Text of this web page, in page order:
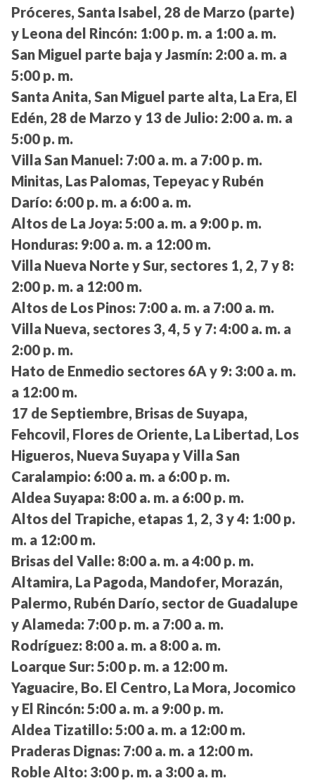
Próceres, Santa Isabel, 28 de Marzo (parte)
y Leona del Rincón: 1:00 p. m. a 1:00 a. m.
San Miguel parte baja y Jasmín: 2:00 a. m. a
5:00 p. m.
Santa Anita, San Miguel parte alta, La Era, El
Edén, 28 de Marzo y 13 de Julio: 2:00 a. m. a
5:00 p. m.
Villa San Manuel: 7:00 a. m. a 7:00 p. m.
Minitas, Las Palomas, Tepeyac y Rubén
Darío: 6:00 p. m. a 6:00 a. m.
Altos de La Joya: 5:00 a. m. a 9:00 p. m.
Honduras: 9:00 a. m. a 12:00 m.
Villa Nueva Norte y Sur, sectores 1, 2, 7 y 8:
2:00 p. m. a 12:00 m.
Altos de Los Pinos: 7:00 a. m. a 7:00 a. m.
Villa Nueva, sectores 3, 4, 5 y 7: 4:00 a. m. a
2:00 p. m.
Hato de Enmedio sectores 6A y 9: 3:00 a. m.
a 12:00 m.
17 de Septiembre, Brisas de Suyapa,
Fehcovil, Flores de Oriente, La Libertad, Los
Higueros, Nueva Suyapa y Villa San
Caralampio: 6:00 a. m. a 6:00 p. m.
Aldea Suyapa: 8:00 a. m. a 6:00 p. m.
Altos del Trapiche, etapas 1, 2, 3 y 4: 1:00 p.
m. a 12:00 m.
Brisas del Valle: 8:00 a. m. a 4:00 p. m.
Altamira, La Pagoda, Mandofer, Morazán,
Palermo, Rubén Darío, sector de Guadalupe
y Alameda: 7:00 p. m. a 7:00 a. m.
Rodríguez: 8:00 a. m. a 8:00 a. m.
Loarque Sur: 5:00 p. m. a 12:00 m.
Yaguacire, Bo. El Centro, La Mora, Jocomico
y El Rincón: 5:00 a. m. a 9:00 p. m.
Aldea Tizatillo: 5:00 a. m. a 12:00 m.
Praderas Dignas: 7:00 a. m. a 12:00 m.
Roble Alto: 3:00 p. m. a 3:00 a. m.